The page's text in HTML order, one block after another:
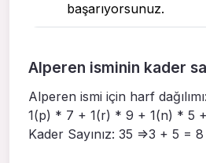
başarıyorsunuz.
Alperen isminin kader
Alperen ismi için harf
1(p) * 7 + 1(r) * 9 + 1(n) * 5
Kader Sayınız: 35 =>3 + 5 = 8